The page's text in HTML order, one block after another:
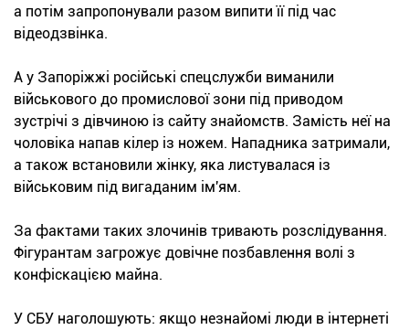
а потім запропонували разом випити її під час
відеодзвінка.
А у Запоріжжі російські спецслужби виманили
військового до промислової зони під приводом
зустрічі з дівчиною із сайту знайомств. Замість неї на
чоловіка напав кілер із ножем. Нападника затримали,
а також встановили жінку, яка листувалася із
військовим під вигаданим ім'ям.
За фактами таких злочинів тривають розслідування.
Фігурантам загрожує довічне позбавлення волі з
конфіскацією майна.
У СБУ наголошують: якщо незнайомі люди в інтернеті